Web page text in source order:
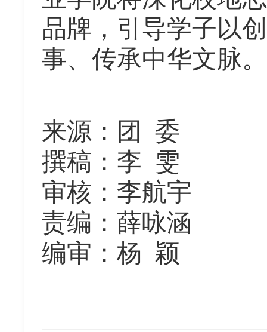
品牌，引导学子以
事、传承中华文脉。
来源 ： 团
委
撰稿 ： 李 雯
审核 ： 李航宇
责编 ： 薛咏涵
编审 ： 杨 颖